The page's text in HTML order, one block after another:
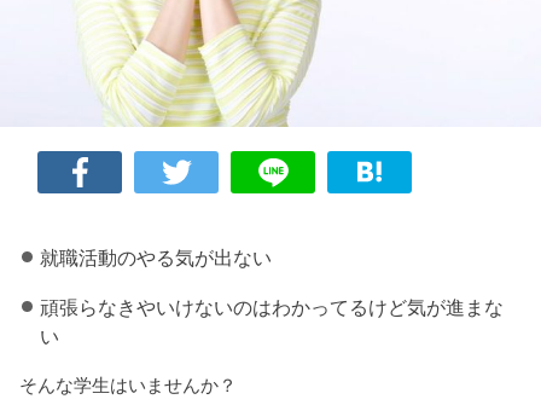
就職活動のやる気が出ない
頑張らなきやいけないのはわかってるけど気が進まな
い
そんな学生はいませんか？